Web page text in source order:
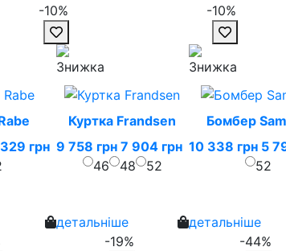
-10%
-10%
грн
Куртка Frandsen
9 758 грн 7 904 грн
46
48 52
детальніше
-19%
Бомбер
10 338 грн 5
52
детальніше
-44%